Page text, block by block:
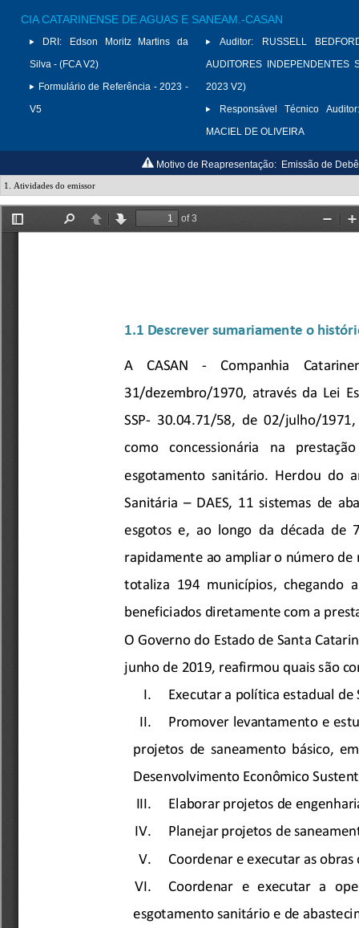
CIA CATARINENSE DE AGUAS E SANEAM.-CASAN
DRI:
Edson Moritz Martins da
Silva - (FCA V2)
Formulário de Referência - 2023 -
V5
Auditor:
RUSSELL
AUDITORES INDEPENDENTES
2023 V2)
Responsável Técnico Auditor:
MACIEL DE OLIVEIRA
Motivo de Reapresentação: Emissão de